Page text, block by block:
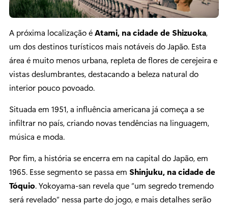
A próxima localização éAtami, na cidade de Shizuoka,
um dos destinos turísticos mais notáveis do Japão. Esta
área é muito menos urbana, repleta de flores de cerejeira e
vistas deslumbrantes, destacando a beleza natural do
interior pouco povoado.
Situada em 1951, a influência americana já começa a se
infiltrar no país, criando novas tendências na linguagem,
música e moda.
Por fim, a história se encerra em na capital do Japão, em
1965. Esse segmento se passa em Shinjuku, na cidade de
Tóquio. Yokoyama-san revela que “um segredo tremendo
será revelado” nessa parte do jogo, e mais detalhes serão